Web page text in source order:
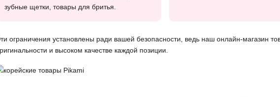
зубные щетки, товары для бритья.
ограничения установлены ради вашей безопасности, ведь наш онлайн-магазин
и высоком качестве каждой позиции.